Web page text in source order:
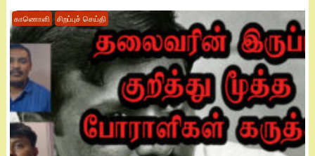
காணொளி சிறப்புச் செய்தி